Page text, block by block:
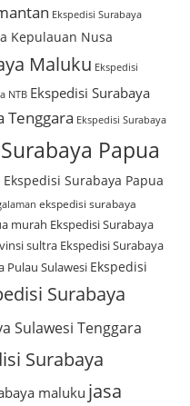
Ekspedisi Surabaya
Kepulauan Nusa
Maluku Ekspedisi
NTB Ekspedisi Surabaya
Tenggara Ekspedisi Surabaya
Papua
Ekspedisi Surabaya Papua
ekspedisi surabaya
murah Ekspedisi Surabaya
sultra Ekspedisi Surabaya
Pulau Sulawesi Ekspedisi
Surabaya
Sulawesi Tenggara
Surabaya
maluku jasa